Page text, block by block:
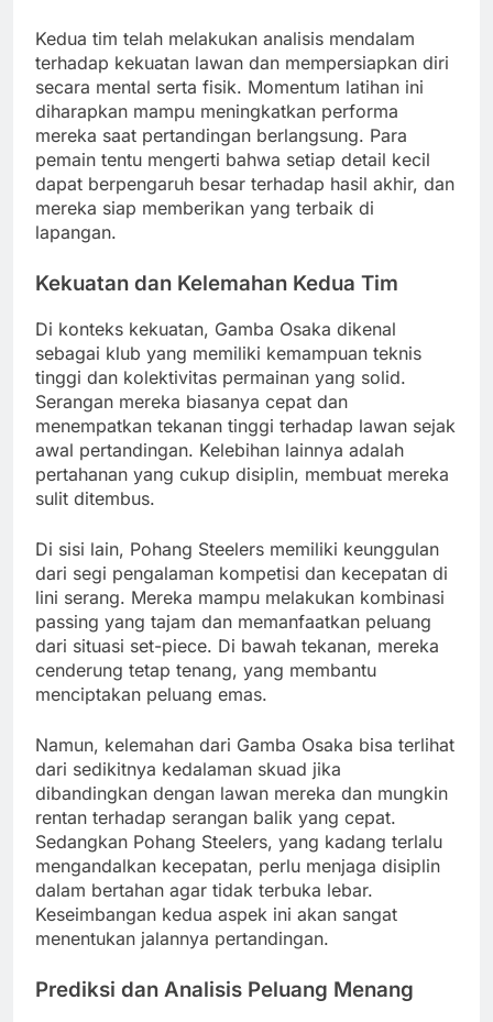
Kedua tim telah melakukan analisis mendalam
terhadap kekuatan lawan dan mempersiapkan diri
secara mental serta fisik. Momentum latihan ini
diharapkan mampu meningkatkan performa
mereka saat pertandingan berlangsung. Para
pemain tentu mengerti bahwa setiap detail kecil
dapat berpengaruh besar terhadap hasil akhir, dan
mereka siap memberikan yang terbaik di
lapangan.
Kekuatan dan Kelemahan Kedua Tim
Di konteks kekuatan, Gamba Osaka dikenal
sebagai klub yang memiliki kemampuan teknis
tinggi dan kolektivitas permainan yang solid.
Serangan mereka biasanya cepat dan
menempatkan tekanan tinggi terhadap lawan sejak
awal pertandingan. Kelebihan lainnya adalah
pertahanan yang cukup disiplin, membuat mereka
sulit ditembus.
Di sisi lain, Pohang Steelers memiliki keunggulan
dari segi pengalaman kompetisi dan kecepatan di
lini serang. Mereka mampu melakukan kombinasi
passing yang tajam dan memanfaatkan peluang
dari situasi set-piece. Di bawah tekanan, mereka
cenderung tetap tenang, yang membantu
menciptakan peluang emas.
Namun, kelemahan dari Gamba Osaka bisa terlihat
dari sedikitnya kedalaman skuad jika
dibandingkan dengan lawan mereka dan mungkin
rentan terhadap serangan balik yang cepat.
Sedangkan Pohang Steelers, yang kadang terlalu
mengandalkan kecepatan, perlu menjaga disiplin
dalam bertahan agar tidak terbuka lebar.
Keseimbangan kedua aspek ini akan sangat
menentukan jalannya pertandingan.
Prediksi dan Analisis Peluang Menang